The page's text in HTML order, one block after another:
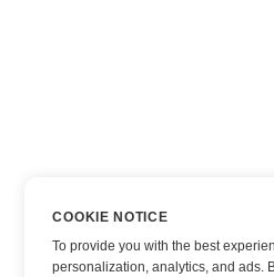
COOKIE NOTICE
To provide you with the best
personalization, analytics, and ads.